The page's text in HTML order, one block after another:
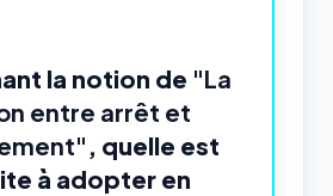
la notion de "La
entre arrêt et
, quelle est
à adopter en